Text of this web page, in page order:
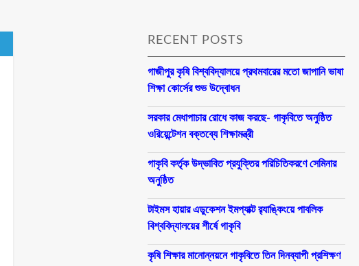
RECENT POSTS
গাজীপুর কৃষি বিশ্ববিদ্যালয়ে প্রথমবারের মতো জাপানি ভাষা
শিক্ষা কোর্সের শুভ উদ্বোধন
সরকার মেধাপাচার রোধে কাজ করছে- গাকৃবিতে অনুষ্ঠিত
ওরিয়েন্টেশন বক্তব্যে শিক্ষামন্ত্রী
গাকৃবি কর্তৃক উদ্ভাবিত প্রযুক্তির পরিচিতিকরণে সেমিনার
অনুষ্ঠিত
টাইমস হায়ার এডুকেশন ইমপ্যাক্ট র‍্যাঙ্কিংয়ে পাবলিক
বিশ্ববিদ্যালয়ের শীর্ষে গাকৃবি
কৃষি শিক্ষার মানোন্নয়নে গাকৃবিতে তিন দিনব্যাপী প্রশিক্ষণ